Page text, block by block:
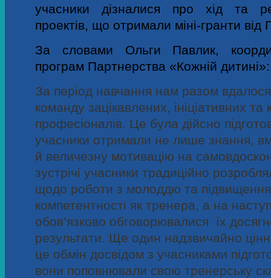
учасники дізналися про хід та
проектів, що отримали міні-гранти від
За словами Ольги Павлик,
програм Партнерства «Кожній
За період навчання нам разом
команду зацікавлених, ініціативних та
професіоналів. Це була дійсно
учасники отримали не лише знання,
й величезну мотивацію на
зустрічі учасники традиційно
щодо роботи з молоддю та підвищення
компетентності як тренера, а на
обов’язково обговорювалися їх
результати. Ще один надзвичайно
це обмін досвідом з учасниками
вони поповнювали свою тренерську